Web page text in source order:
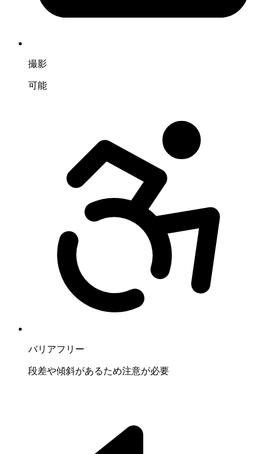
撮影
可能
バリアフリー
段差や傾斜があるため注意が必要